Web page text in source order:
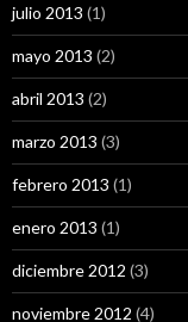
julio 2013 (1)
mayo 2013 (2)
abril 2013 (2)
marzo 2013 (3)
febrero 2013 (1)
enero 2013 (1)
diciembre 2012 (3)
noviembre 2012 (4)